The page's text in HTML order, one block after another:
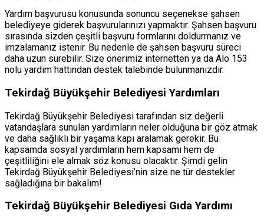
Yardım başvurusu konusunda sonuncu seçenekse şahsen
belediyeye giderek başvurularınızı yapmaktır. Şahsen başvuru
sırasında sizden çeşitli başvuru formlarını doldurmanız ve
imzalamanız istenir. Bu nedenle de şahsen başvuru süreci
daha uzun sürebilir. Size önerimiz internetten ya da Alo 153
nolu yardım hattından destek talebinde bulunmanızdır.
Tekirdağ Büyükşehir Belediyesi Yardımları
Tekirdağ Büyükşehir Belediyesi tarafından siz değerli
vatandaşlara sunulan yardımların neler olduğuna bir göz atmak
ve daha sağlıklı bir yaşama kapı aralamak gerekir. Bu
kapsamda sosyal yardımların hem kapsamı hem de
çeşitliliğini ele almak söz konusu olacaktır. Şimdi gelin
Tekirdağ Büyükşehir Belediyesi’nin size ne tür destekler
sağladığına bir bakalım!
Tekirdağ Büyükşehir Belediyesi Gıda Yardımı